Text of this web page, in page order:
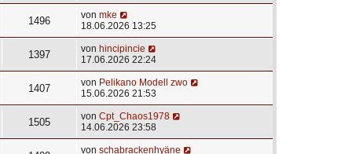
1496 von mke
18.06.2026 13:25
1397 von hincipincie
17.06.2026 22:24
1407 von Pelikano Modell zwo
15.06.2026 21:53
1505 von Cpt_Chaos1978
14.06.2026 23:58
von schabrackenhyäne